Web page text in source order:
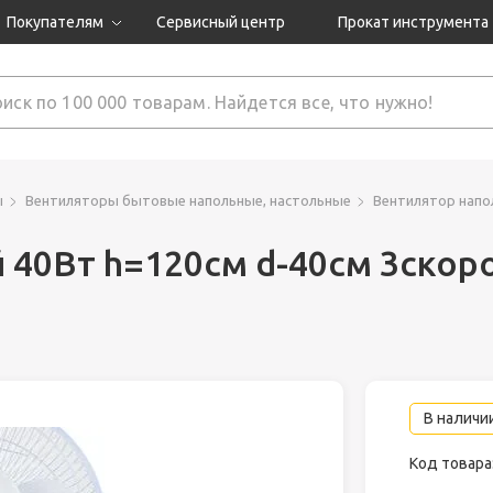
Покупателям
Как оформить заказ?
Сервисный центр Прокат инструмента
Вентиляторы бытовые напольные, настольные Вентилятор
h=120см d-40см
В
Код